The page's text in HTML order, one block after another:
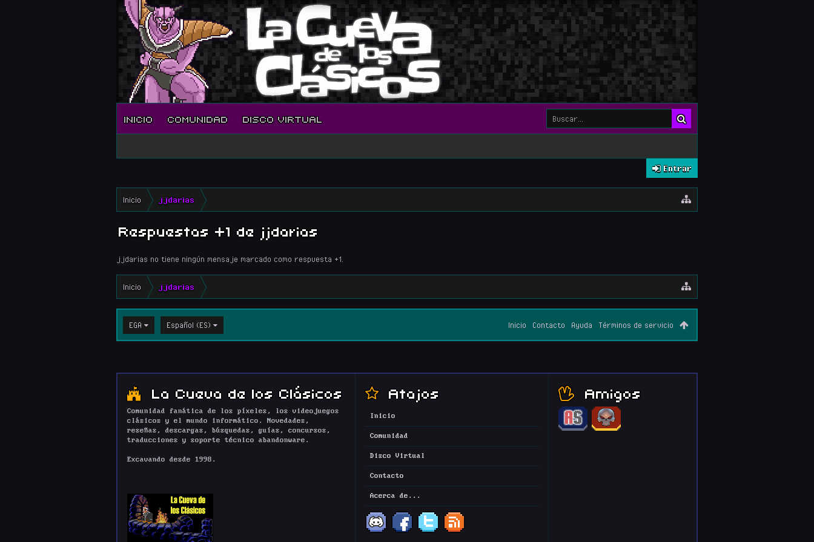
INICIO COMUNIDAD DISCO VIRTUAL
Entrar
Inicio jjdarias
Respuestas +1 de jjdarias
jjdarias no tiene ningún mensaje marcado como respuesta +1.
Inicio jjdarias
EGA Español (ES) Inicio Contacto Ayuda Términos de servicio
La Cueva de los Clásicos
Comunidad fanática de los píxeles, los videojuegos
clásicos y el mundo informático. Novedades,
reseñas, descargas, búsquedas, guías, concursos,
traducciones y soporte técnico abandonware.
Excavando desde 1998.
Atajos
Inicio
Comunidad
Disco Virtual
Contacto
Acerca de...
Amigos